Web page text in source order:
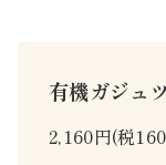
有機ガジ
2,160円(税